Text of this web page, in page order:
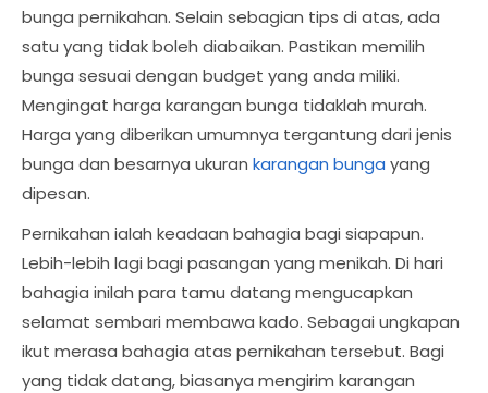
bunga pernikahan. Selain sebagian tips di atas, ada
satu yang tidak boleh diabaikan. Pastikan memilih
bunga sesuai dengan budget yang anda miliki.
Mengingat harga karangan bunga tidaklah murah.
Harga yang diberikan umumnya tergantung dari jenis
bunga dan besarnya ukuran karangan bunga yang
dipesan.
Pernikahan ialah keadaan bahagia bagi siapapun.
Lebih-lebih lagi bagi pasangan yang menikah. Di hari
bahagia inilah para tamu datang mengucapkan
selamat sembari membawa kado. Sebagai ungkapan
ikut merasa bahagia atas pernikahan tersebut. Bagi
yang tidak datang, biasanya mengirim karangan